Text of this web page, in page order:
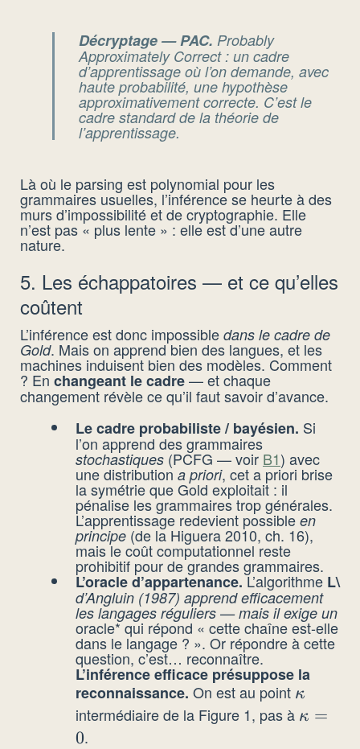
Décryptage — PAC. Probably
Approximately Correct: un cadre
d’apprentissage où l’on demande, avec
haute probabilité, une hypothèse
approximativement correcte. C’est le
cadre standard de la théorie de
l’apprentissage.
Là où le parsing est polynomial pour les
grammaires usuelles, l’inférence se heurte à des
murs d’impossibilité et de cryptographie. Elle
n’est pas « plus lente » : elle est d’une autre
nature.
5. Les échappatoires — et ce qu’elles
coûtent
L’inférence est donc impossible dans le cadre de
Gold. Mais on apprend bien des langues, et les
machines induisent bien des modèles. Comment
? En changeant le cadre— et chaque
changement révèle ce qu’il faut savoir d’avance.
Le cadre probabiliste / bayésien. Si
l’on apprend des grammaires
stochastiques (PCFG — voir B1) avec
une distribution a priori, cet a priori brise
la symétrie que Gold exploitait : il
pénalise les grammaires trop générales.
L’apprentissage redevient possible en
principe (de la Higuera 2010, ch. 16),
mais le coût computationnel reste
prohibitif pour de grandes grammaires.
L’oracle d’appartenance.L’algorithme L\
d’Angluin (1987) apprend efficacement
les langages réguliers — mais il exige un
oracle* qui répond « cette chaîne est-elle
dans le langage ? ». Or répondre à cette
question, c’est… reconnaître.
L’inférence efficace présuppose la
reconnaissance. On est au point \kappa
κ
intermédiaire de la Figure 1, pas à \kappa
κ =
0.